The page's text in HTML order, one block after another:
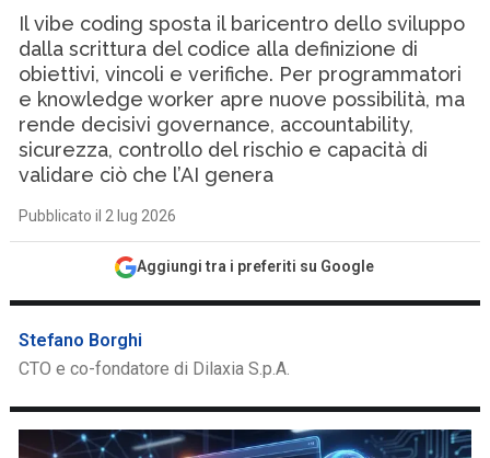
Il vibe coding sposta il baricentro dello sviluppo
dalla scrittura del codice alla definizione di
obiettivi, vincoli e verifiche. Per programmatori
e knowledge worker apre nuove possibilità, ma
rende decisivi governance, accountability,
sicurezza, controllo del rischio e capacità di
validare ciò che l’AI genera
Pubblicato il 2 lug 2026
Aggiungi tra i preferiti su Google
Stefano Borghi
CTO e co-fondatore di Dilaxia S.p.A.